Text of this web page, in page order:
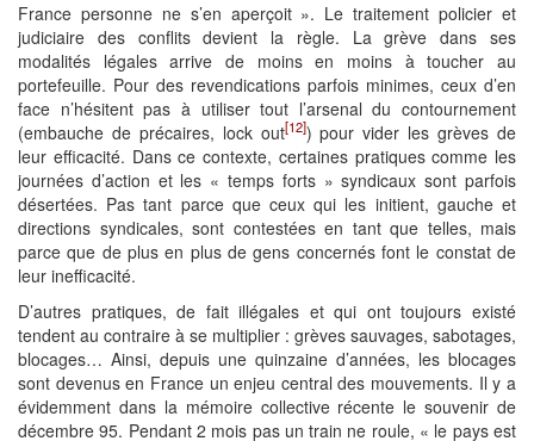
France personne ne s’en aperçoit ». Le traitement policier et
judiciaire des conflits devient la règle. La grève dans ses
modalités légales arrive de moins en moins à toucher au
portefeuille. Pour des revendications parfois minimes, ceux d’en
face n’hésitent pas à utiliser tout l’arsenal du contournement
(embauche de précaires, lock out[12]) pour vider les grèves de
leur efficacité. Dans ce contexte, certaines pratiques comme les
journées d’action et les « temps forts » syndicaux sont parfois
désertées. Pas tant parce que ceux qui les initient, gauche et
directions syndicales, sont contestées en tant que telles, mais
parce que de plus en plus de gens concernés font le constat de
leur inefficacité.
D’autres pratiques, de fait illégales et qui ont toujours existé
tendent au contraire à se multiplier : grèves sauvages, sabotages,
blocages… Ainsi, depuis une quinzaine d’années, les blocages
sont devenus en France un enjeu central des mouvements. Il y a
évidemment dans la mémoire collective récente le souvenir de
décembre 95. Pendant 2 mois pas un train ne roule, « le pays est